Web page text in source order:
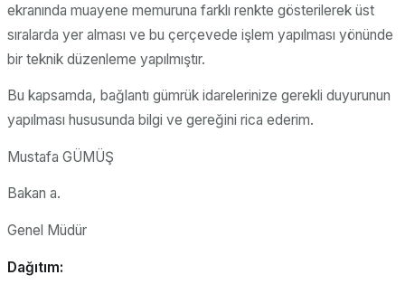
ekranında muayene memuruna farklı renkte gösterilerek üst
sıralarda yer alması ve bu çerçevede işlem yapılması yönünde
bir teknik düzenleme yapılmıştır.
Bu kapsamda, bağlantı gümrük idarelerinize gerekli duyurunun
yapılması hususunda bilgi ve gereğini rica ederim.
Mustafa GÜMÜŞ
Bakan a.
Genel Müdür
Dağıtım: